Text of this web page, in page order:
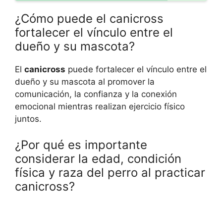
¿Cómo puede el canicross
fortalecer el vínculo entre el
dueño y su mascota?
El canicross puede fortalecer el vínculo entre el
dueño y su mascota al promover la
comunicación, la confianza y la conexión
emocional mientras realizan ejercicio físico
juntos.
¿Por qué es importante
considerar la edad, condición
física y raza del perro al practicar
canicross?